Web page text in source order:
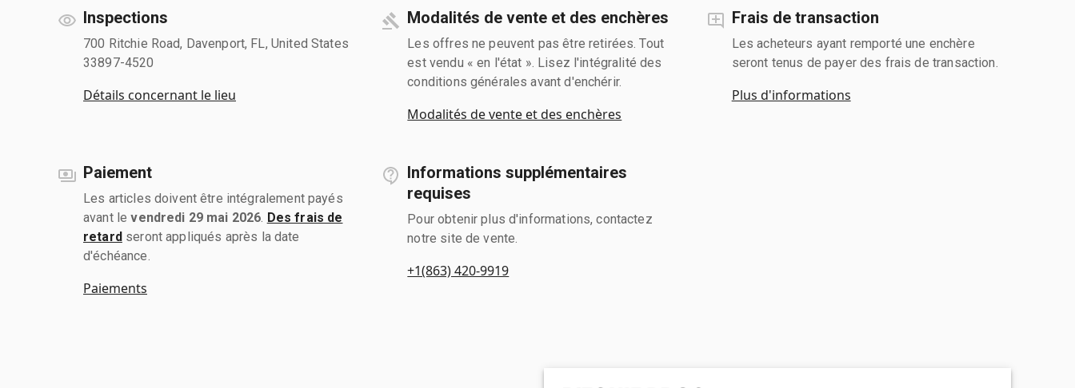
Inspections
700 Ritchie Road, Davenport, FL, United States
33897-4520
Détails concernant le lieu
Modalités de vente et des enchères
Les offres ne peuvent pas être retirées. Tout
est vendu « en l'état ». Lisez l'intégralité des
conditions générales avant d'enchérir.
Modalités de vente et des enchères
Frais de transaction
Les acheteurs ayant remporté une enchère
seront tenus de payer des frais de transaction.
Plus d'informations
Paiement
Les articles doivent être intégralement payés
avant levendredi 29 mai 2026 Des frais de
retardseront appliqués après la date
d'échéance.
Paiements
Informations supplémentaires
requises
Pour obtenir plus d'informations, contactez
notre site de vente.
+1(863) 420-9919